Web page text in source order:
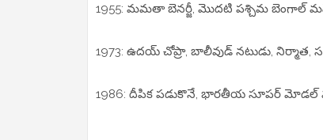
1955: మమతా బెనర్జీ, మొదటి పశ్చిమ బెంగాల్
1973: ఉదయ్ చోప్రా, బాలీవుడ్ నటుడు, నిర్మాత,
1986: దీపిక పడుకొనే, భారతీయ సూపర్ మోడల్